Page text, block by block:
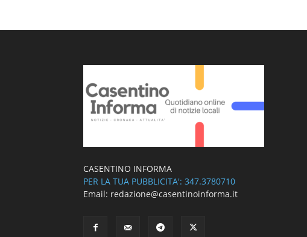
CASENTINO INFORMA
PER LA TUA PUBBLICITA': 347.3780710
Email: redazione@casentinoinforma.it